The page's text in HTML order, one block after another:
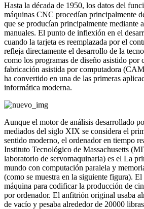
Hasta la década de 1950, los datos del
máquinas CNC procedían principalmente
que se producían principalmente mediante
manuales. El punto de inflexión en el
cuando la tarjeta es reemplazada por el
refleja directamente el desarrollo de la
como los programas de diseño asistido
fabricación asistida por computadora
ha convertido en una de las primeras
informática moderna.
Aunque el motor de análisis desarrollado
mediados del siglo XIX se considera el
sentido moderno, el ordenador en tiempo
Instituto Tecnológico de Massachusetts
laboratorio de servomaquinaria) es el La
mundo con computación paralela y
(como se muestra en la siguiente figura).
máquina para codificar la producción de
por ordenador. El anfitrión original usaba
de vacío y pesaba alrededor de 20000